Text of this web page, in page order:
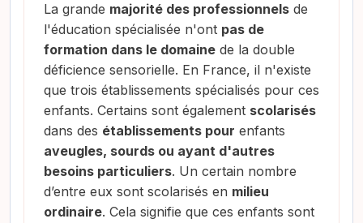
La grande majorité des professionnels de
l'éducation spécialisée n'ont pas de
formation dans le domaine de la double
déficience sensorielle. En France, il n'existe
que trois établissements spécialisés pour ces
enfants. Certains sont également scolarisés
dans des établissements pour enfants
aveugles, sourds ou ayant d'autres
besoins particuliers. Un certain nombre
d’entre eux sont scolarisés en milieu
ordinaire. Cela signifie que ces enfants sont